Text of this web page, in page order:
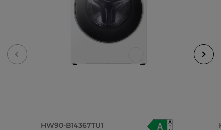
HW90-B14367TU1